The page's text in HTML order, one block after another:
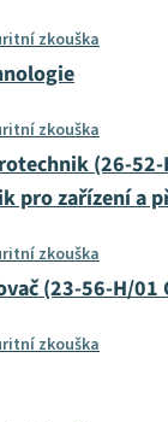
zkouška
zkouška
(26-
pro zařízení a
zkouška
(23-56-H/01
zkouška